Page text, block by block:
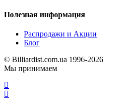
Полезная информация
Распродажи и Акции
Блог
© Billiardist.com.ua 1996-2026
Мы принимаем